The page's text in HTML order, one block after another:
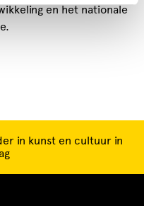
en het nationale
in kunst en cultuur in